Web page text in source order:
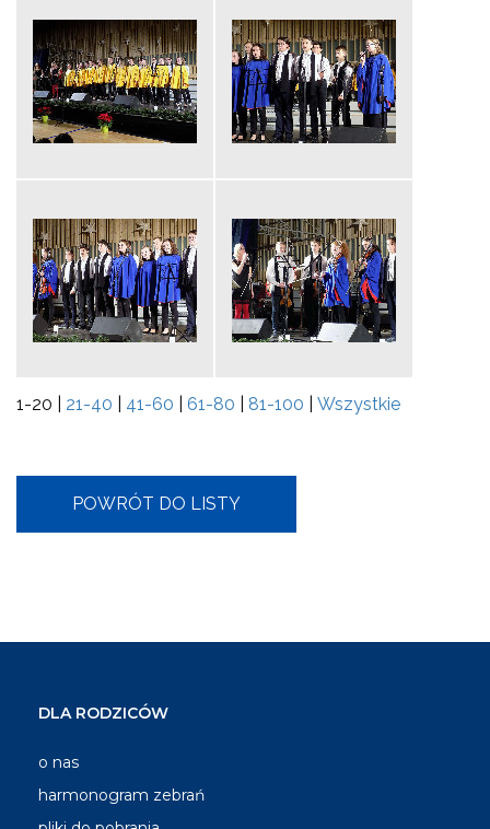
1-20 21-40 41-60 61-80 81-100 Wszystkie
DLA RODZICÓW
o nas
harmonogram zebrań